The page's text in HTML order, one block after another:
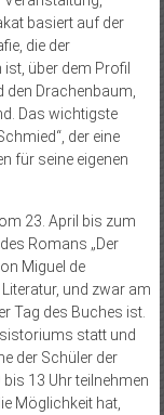
basiert auf der
die der
über dem Profil
den Drachenbaum,
Das wichtigste
der eine
für seine eigenen
23. April bis zum
Romans „Der
Miguel de
und zwar am
Tag des Buches ist.
statt und
der Schüler der
13 Uhr teilnehmen
Möglichkeit hat,